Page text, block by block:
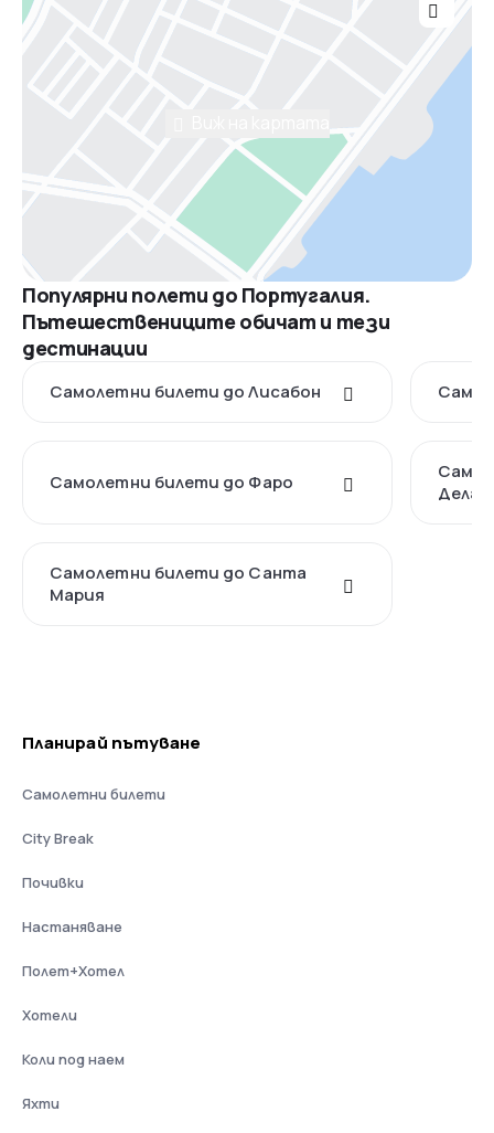
Популярни полети до Португалия.
Пътешествениците обичат и тези
дестинации
Самолетни билети до Лисабон
Самолетни билети до Фаро
Самолетни билети до Санта
Мария
Планирай пътуване
Самолетни билети
City Break
Почивки
Настаняване
Полет+Хотел
Хотели
Коли под наем
Яхти